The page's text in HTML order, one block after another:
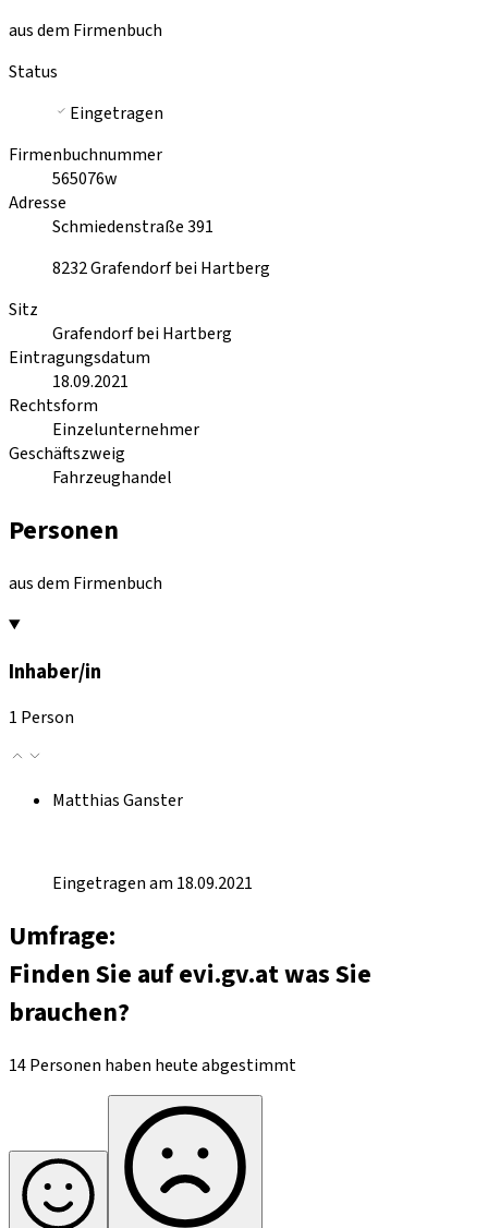
aus dem Firmenbuch
Status
Eingetragen
Firmenbuchnummer
565076w
Adresse
Schmiedenstraße 391
8232Grafendorf bei Hartberg
Sitz
Grafendorf bei Hartberg
Eintragungsdatum
18.09.2021
Rechtsform
Einzelunternehmer
Geschäftszweig
Fahrzeughandel
Personen
aus dem Firmenbuch
Inhaber/in
1 Person
Matthias Ganster
Eingetragen am 18.09.2021
Umfrage:
Finden Sie auf evi.gv.at was Sie
brauchen?
14 Personen haben heute abgestimmt